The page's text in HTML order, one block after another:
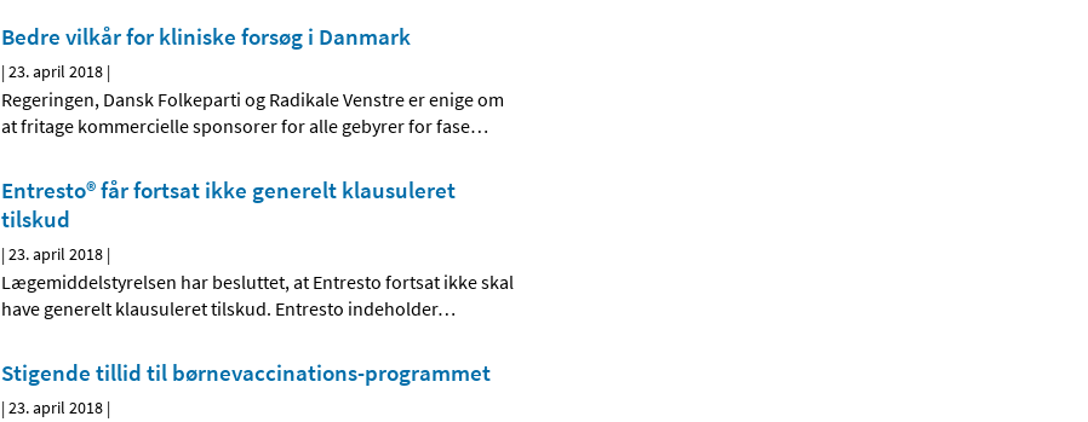
Bedre vilkår for kliniske forsøg i Danmark
|23. april 2018 |
Regeringen, Dansk Folkeparti og Radikale Venstre er enige om
at fritage kommercielle sponsorer for alle gebyrer for fase…
Entresto® får fortsat ikke generelt klausuleret
tilskud
|23. april 2018 |
Lægemiddelstyrelsen har besluttet, at Entresto fortsat ikke skal
have generelt klausuleret tilskud. Entresto indeholder…
Stigende tillid til børnevaccinations-programmet
|23. april 2018 |